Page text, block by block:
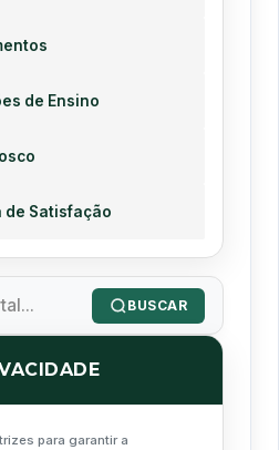
de Ensino
de Satisfação
BUSCAR
para garantir a